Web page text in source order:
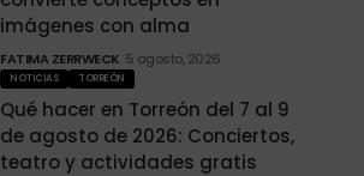
imágenes con alma
FATIMA ZERRWECK 5 agosto, 2026
NOTICIAS TORREÓN
Qué hacer en Torreón del 7 al 9
de agosto de 2026: Conciertos,
teatro y actividades gratis